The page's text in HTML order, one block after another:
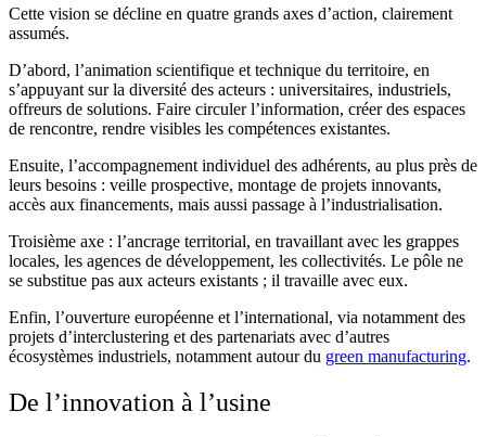
Cette vision se décline en quatre grands axes d’action, clairement
assumés.
D’abord, l’animation scientifique et technique du territoire, en
s’appuyant sur la diversité des acteurs : universitaires, industriels,
offreurs de solutions. Faire circuler l’information, créer des espaces
de rencontre, rendre visibles les compétences existantes.
Ensuite, l’accompagnement individuel des adhérents, au plus près de
leurs besoins : veille prospective, montage de projets innovants,
accès aux financements, mais aussi passage à l’industrialisation.
Troisième axe : l’ancrage territorial, en travaillant avec les grappes
locales, les agences de développement, les collectivités. Le pôle ne
se substitue pas aux acteurs existants ; il travaille avec eux.
Enfin, l’ouverture européenne et l’international, via notamment des
projets d’interclustering et des partenariats avec d’autres
écosystèmes industriels, notamment autour du green manufacturing.
De l’innovation à l’usine